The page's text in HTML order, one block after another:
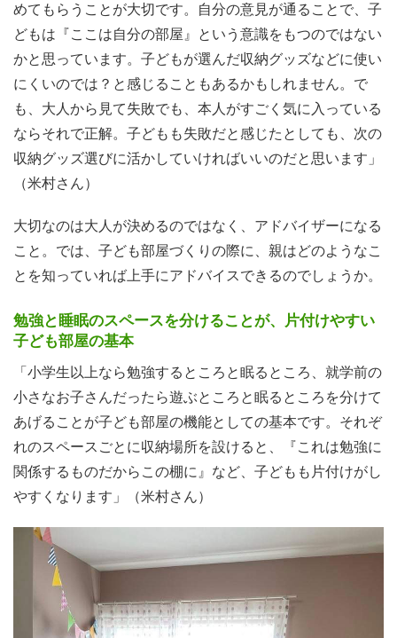
めてもらうことが大切です。自分の意見が通ることで、子
どもは『ここは自分の部屋』という意識をもつのではない
かと思っています。子どもが選んだ収納グッズなどに使い
にくいのでは？と感じることもあるかもしれません。で
も、大人から見て失敗でも、本人がすごく気に入っている
ならそれで正解。子どもも失敗だと感じたとしても、次の
収納グッズ選びに活かしていければいいのだと思います」
（米村さん）
大切なのは大人が決めるのではなく、アドバイザーになる
こと。では、子ども部屋づくりの際に、親はどのようなこ
とを知っていれば上手にアドバイスできるのでしょうか。
勉強と睡眠のスペースを分けることが、片付けやすい
子ども部屋の基本
「小学生以上なら勉強するところと眠るところ、就学前の
小さなお子さんだったら遊ぶところと眠るところを分けて
あげることが子ども部屋の機能としての基本です。それぞ
れのスペースごとに収納場所を設けると、『これは勉強に
関係するものだからこの棚に』など、子どもも片付けがし
やすくなります」（米村さん）